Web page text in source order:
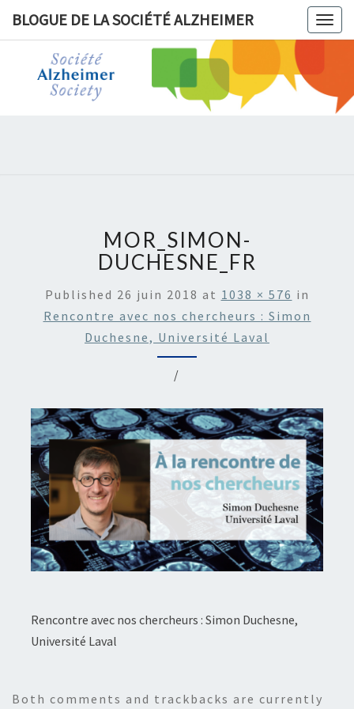
BLOGUE DE LA SOCIÉTÉ ALZHEIMER
BLOGUE
MOR_SIMON-
DUCHESNE_FR
Published 26 juin 2018 at 1038 × 576 in
Rencontre avec nos chercheurs : Simon
Duchesne, Université Laval
/
Rencontre avec nos chercheurs : Simon Duchesne,
Université Laval
Both comments and trackbacks are currently